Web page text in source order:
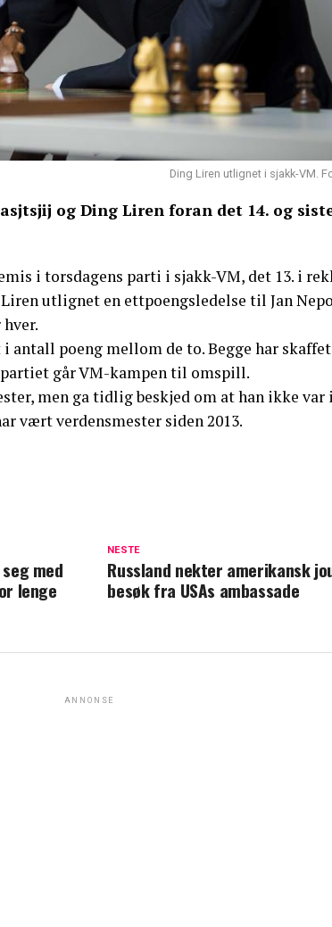
Ding Liren utlignet i sjakk-VM.
og Ding Liren foran det 14. og
i torsdagens parti i sjakk-VM, det 13. i
utlignet en ettpoengsledelse til Jan
poeng mellom de to. Begge har skaffet
går VM-kampen til omspill.
men ga tidlig beskjed om at han ikke
vært verdensmester siden 2013.
NESTE
Russland nekter amerikansk
besøk fra USAs ambassade
med
lenge
ANNONSE